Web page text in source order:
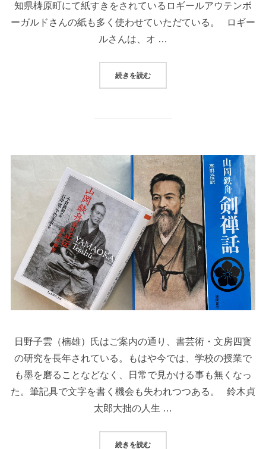
知県梼原町にて紙すきをされているロギールアウテンボ
ーガルドさんの紙も多く使わせていただている。 ロギー
ルさんは、オ …
続きを読む
日野子雲（楠雄）氏はご案内の通り、書芸術・文房四寳
の研究を長年されている。もはや今では、学校の授業で
も墨を磨ることなどなく、日常で見かける事も無くなっ
た。筆記具で文字を書く機会も失われつつある。 鈴木貞
太郎大拙の人生 …
続きを読む